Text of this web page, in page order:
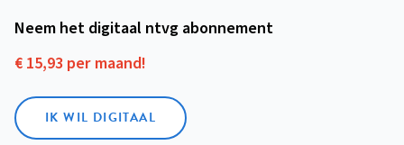
Neem het digitaal ntvg abonnement
€ 15,93 per maand!
IK WIL DIGITAAL